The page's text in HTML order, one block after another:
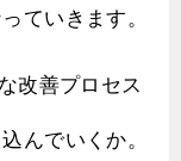
ていきます。
改善プロセス
んでいくか。